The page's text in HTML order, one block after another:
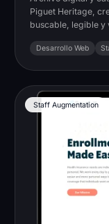
Piguet Heritage,
buscable, legible y
Desarrollo Web
Staff Augmentation